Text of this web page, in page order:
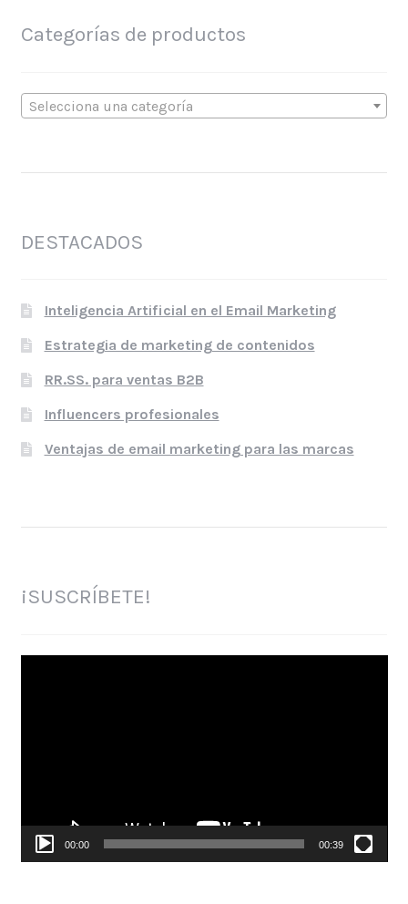
Categorías de productos
Selecciona una categoría
DESTACADOS
Inteligencia Artificial en el Email Marketing
Estrategia de marketing de contenidos
RR.SS. para ventas B2B
Influencers profesionales
Ventajas de email marketing para las marcas
¡SUSCRÍBETE!
00:00 00:39